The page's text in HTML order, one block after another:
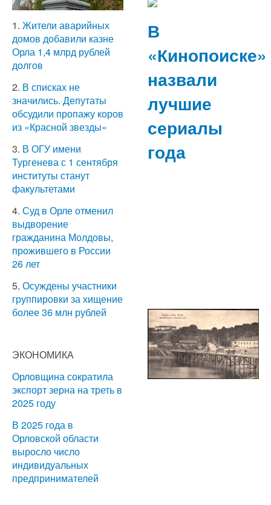
1. Жители аварийных
домов добавили казне
Орла 1,4 млрд рублей
долгов
2. В списках не
значились. Депутаты
обсудили пропажу коров
из «Красной звезды»
3. В ОГУ имени
Тургенева с 1 сентября
институты станут
факультетами
4. Суд в Орле отменил
выдворение
гражданина Молдовы,
прожившего в России
26 лет
5. Осуждены участники
группировки за хищение
более 36 млн рублей
ЭКОНОМИКА
Орловщина сократила
экспорт зерна на треть в
2025 году
В 2025 года в
Орловской области
выросло число
индивидуальных
предпринимателей
В
«Кинопоиске»
назвали
лучшие
сериалы
года